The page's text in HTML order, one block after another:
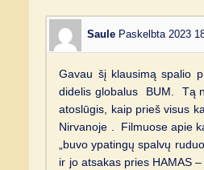
Saule Paskelbta 2023
Gavau šį klausimą spalio
didelis globalus BUM. Tą
atoslūgis, kaip prieš visus
Nirvanoje . Filmuose apie
„buvo ypatingų spalvų
ir jo atsakas pries HAMAS